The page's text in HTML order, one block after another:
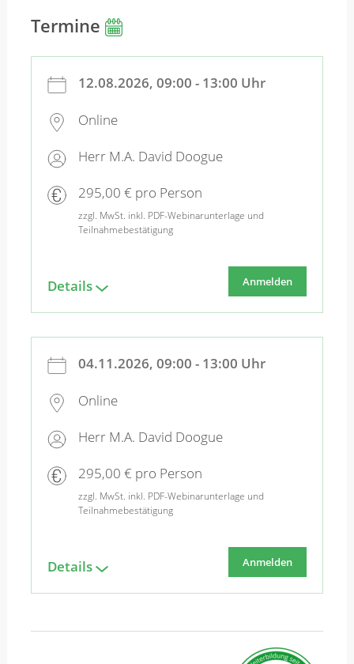
Termine
12.08.2026, 09:00 - 13:00 Uhr
Online
Herr M.A. David Doogue
295,00 € pro Person
zzgl. MwSt. inkl. PDF-Webinarunterlage und
Teilnahmebestätigung
Details Anmelden
04.11.2026, 09:00 - 13:00 Uhr
Online
Herr M.A. David Doogue
295,00 € pro Person
zzgl. MwSt. inkl. PDF-Webinarunterlage und
Teilnahmebestätigung
Details Anmelden